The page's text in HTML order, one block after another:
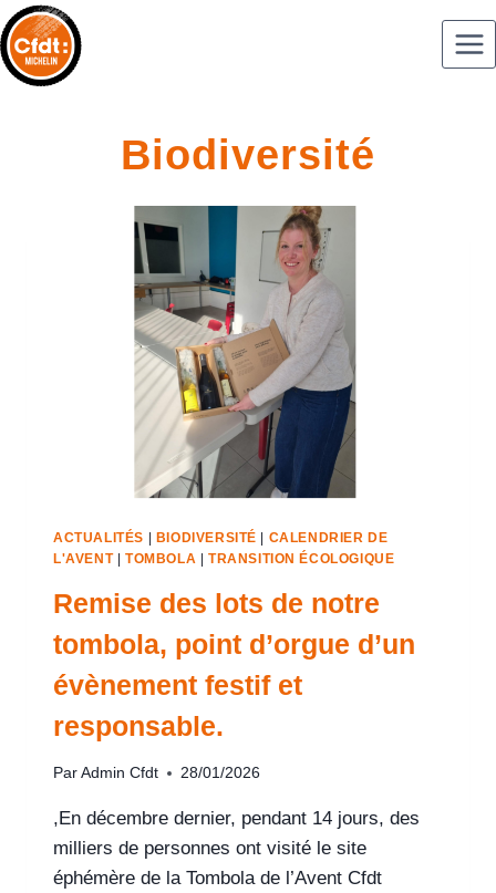
Biodiversité
ACTUALITÉS | BIODIVERSITÉ | CALENDRIER DE
L'AVENT| TOMBOLA | TRANSITION ÉCOLOGIQUE
Remise des lots de notre
tombola, point d’orgue d’un
évènement festif et
responsable.
Par Admin Cfdt 28/01/2026
,En décembre dernier, pendant 14 jours, des
milliers de personnes ont visité le site
éphémère de la Tombola de l’Avent Cfdt